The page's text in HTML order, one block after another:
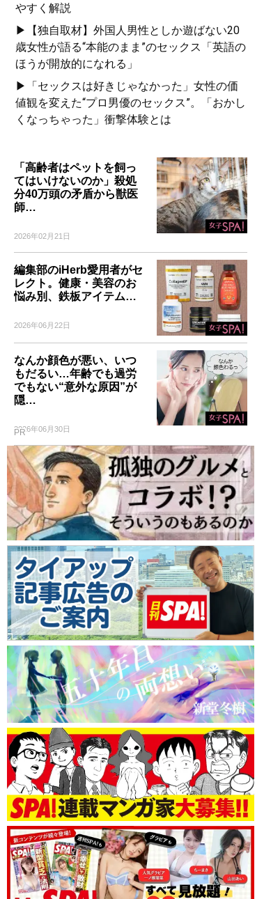
やすく解説
▶【独自取材】外国人男性としか遊ばない20
歳女性が語る“本能のまま”のセックス「英語の
ほうが開放的になれる」
▶「セックスは好きじゃなかった」女性の価
値観を変えた“プロ男優のセックス”。「おかし
くなっちゃった」衝撃体験とは
「高齢者はペットを飼っ
てはいけないのか」殺処
分40万頭の矛盾から獣医
師…
2026年02月21日
編集部のiHerb愛用者がセ
レクト。健康・美容のお
悩み別、鉄板アイテム…
2026年06月22日
なんか顔色が悪い、いつ
もだるい…年齢でも過労
でもない“意外な原因”が
隠…
2026年06月30日
PR